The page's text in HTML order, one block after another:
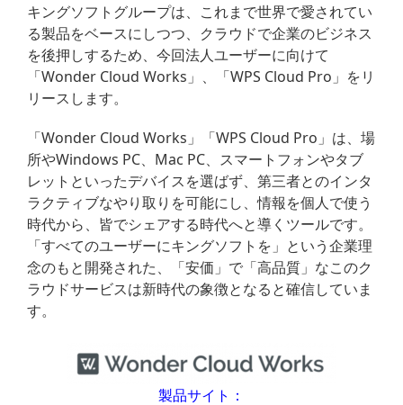
キングソフトグループは、これまで世界で愛されてい
る製品をベースにしつつ、クラウドで企業のビジネス
を後押しするため、今回法人ユーザーに向けて
「Wonder Cloud Works」、「WPS Cloud Pro」をリ
リースします。
「Wonder Cloud Works」「WPS Cloud Pro」は、場
所やWindows PC、Mac PC、スマートフォンやタブ
レットといったデバイスを選ばず、第三者とのインタ
ラクティブなやり取りを可能にし、情報を個人で使う
時代から、皆でシェアする時代へと導くツールです。
「すべてのユーザーにキングソフトを」という企業理
念のもと開発された、「安価」で「高品質」なこのク
ラウドサービスは新時代の象徴となると確信していま
す。
製品サイト：